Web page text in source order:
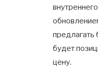
будет
цену.